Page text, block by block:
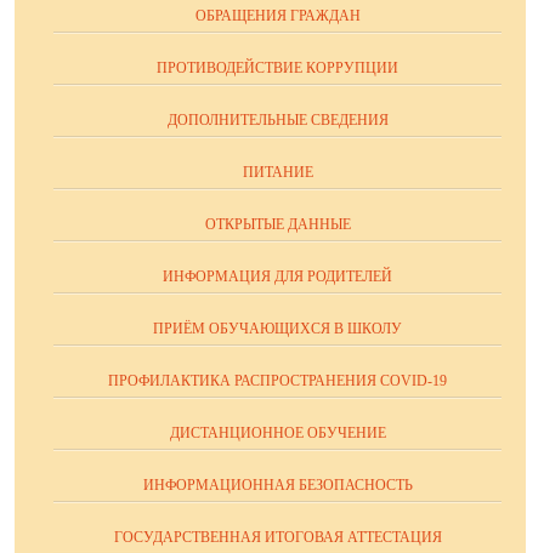
ОБРАЩЕНИЯ ГРАЖДАН
ПРОТИВОДЕЙСТВИЕ КОРРУПЦИИ
ДОПОЛНИТЕЛЬНЫЕ СВЕДЕНИЯ
ПИТАНИЕ
ОТКРЫТЫЕ ДАННЫЕ
ИНФОРМАЦИЯ ДЛЯ РОДИТЕЛЕЙ
ПРИЁМ ОБУЧАЮЩИХСЯ В ШКОЛУ
ПРОФИЛАКТИКА РАСПРОСТРАНЕНИЯ COVID-19
ДИСТАНЦИОННОЕ ОБУЧЕНИЕ
ИНФОРМАЦИОННАЯ БЕЗОПАСНОСТЬ
ГОСУДАРСТВЕННАЯ ИТОГОВАЯ АТТЕСТАЦИЯ